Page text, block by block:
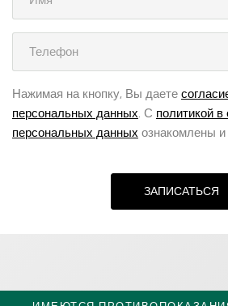
Нажимая на кнопку, Вы даете
персональных данных. С политикой
персональных данных ознакомлены и
ЗАПИСАТЬСЯ